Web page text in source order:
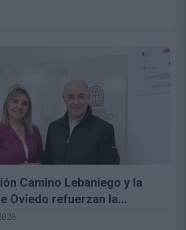
Camino Lebaniego y la
Oviedo refuerzan la
en torno a los Caminos